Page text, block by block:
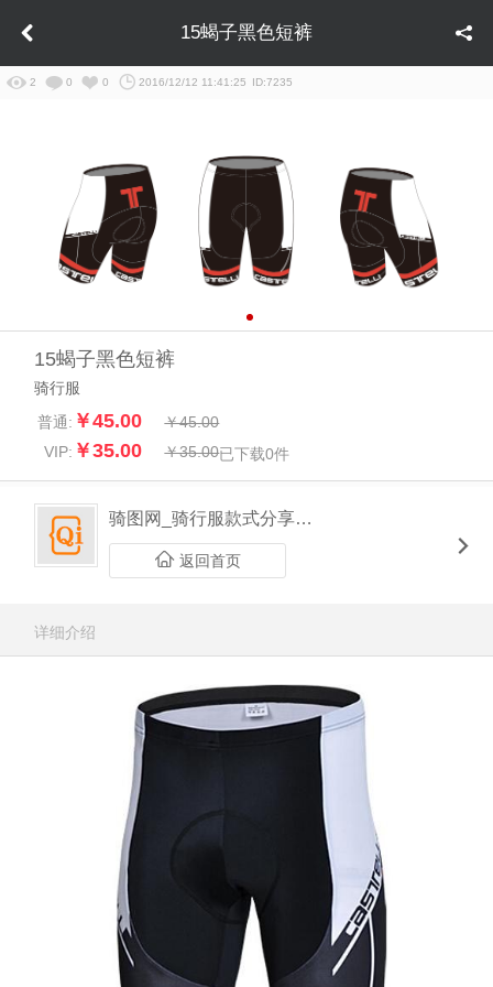
15蝎子黑色短裤
2 0 0 2016/12/12 11:41:25 ID:7235
15蝎子黑色短裤
骑行服
普通: ￥45.00
￥45.00
VIP: ￥35.00 ￥35.00已下载0件
骑图网_骑行服款式分享平台
返回首页
详细介绍